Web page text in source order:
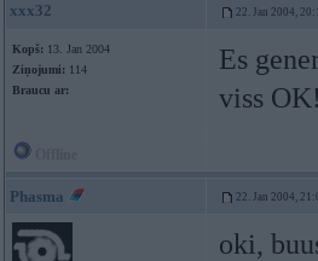
xxx32 22. Jan 2004,
Kopš: 13. Jan 2004
Ziņojumi: 114
Braucu ar:
Es
viss
Phasma 22. Jan 2004,
oki,